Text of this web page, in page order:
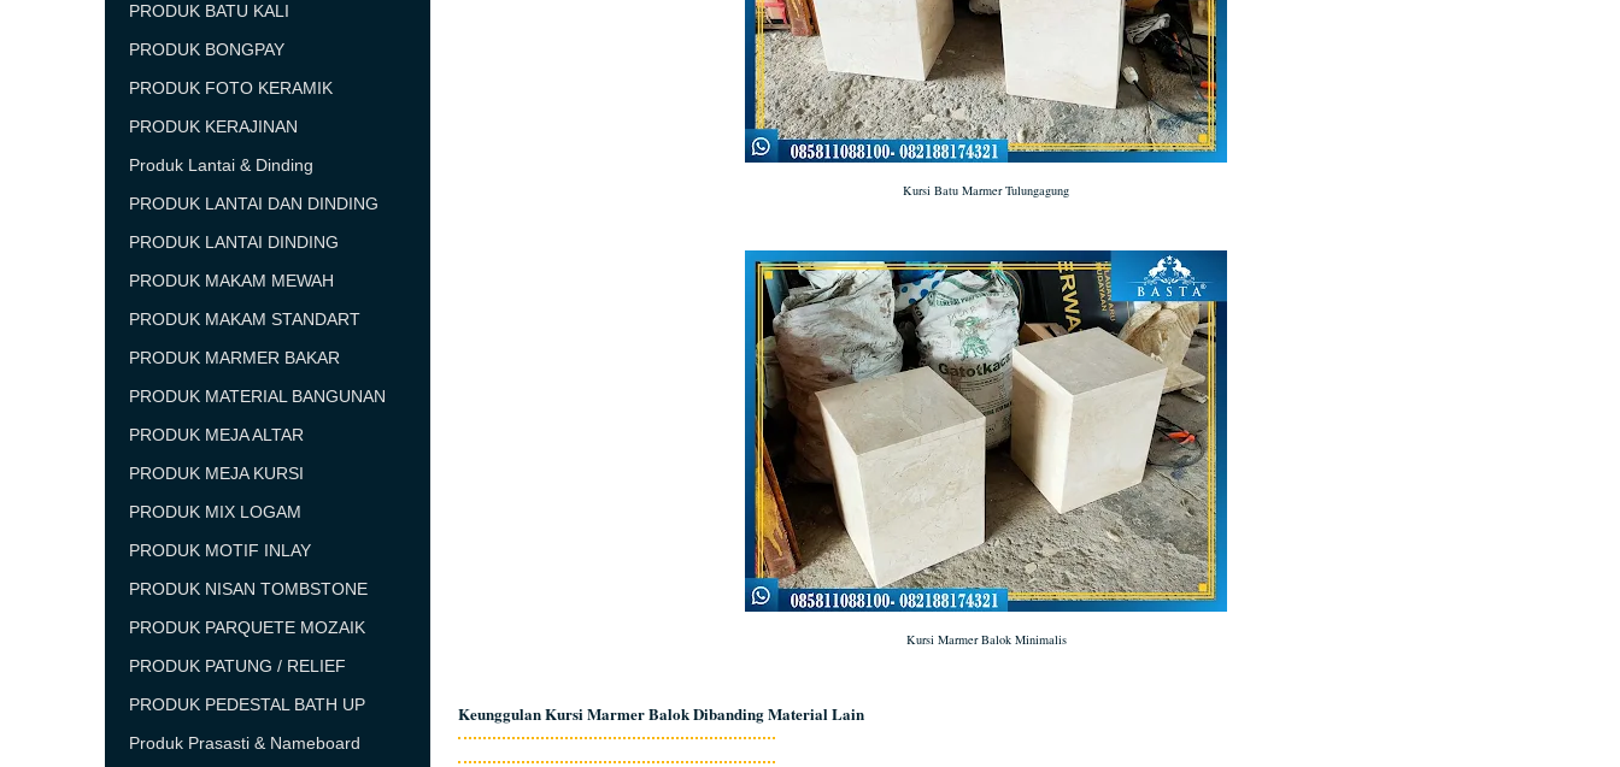
Kursi Batu Marmer Tulungagung
Kursi Marmer Balok Minimalis
Keunggulan Kursi Marmer Balok Dibanding Material Lain
PRODUK BATU KALI
PRODUK BONGPAY
PRODUK FOTO KERAMIK
PRODUK KERAJINAN
Produk Lantai & Dinding
PRODUK LANTAI DAN DINDING
PRODUK LANTAI DINDING
PRODUK MAKAM MEWAH
PRODUK MAKAM STANDART
PRODUK MARMER BAKAR
PRODUK MATERIAL BANGUNAN
PRODUK MEJA ALTAR
PRODUK MEJA KURSI
PRODUK MIX LOGAM
PRODUK MOTIF INLAY
PRODUK NISAN TOMBSTONE
PRODUK PARQUETE MOZAIK
PRODUK PATUNG / RELIEF
PRODUK PEDESTAL BATH UP
Produk Prasasti & Nameboard